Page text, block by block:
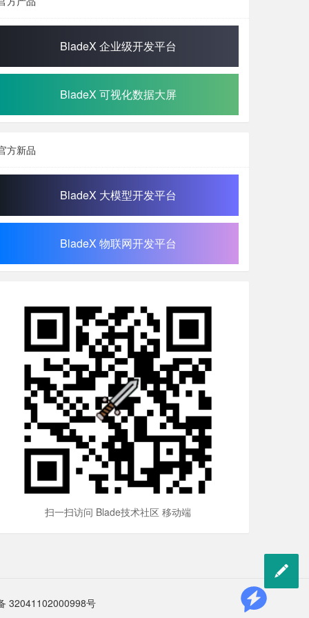
BladeX 企业级开发平台
BladeX 可视化数据大屏
方新品
BladeX 大模型开发平台
BladeX 物联网开发平台
扫一扫访问 Blade技术社区 移动端
32041102000998号
